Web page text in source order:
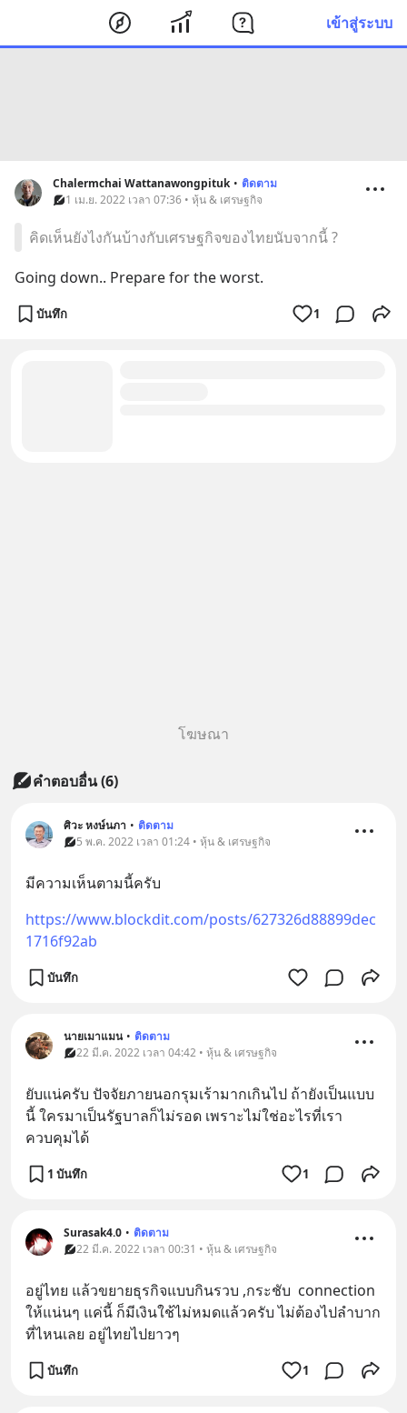
เข้าสู่ระบบ
Chalermchai Wattanawongpituk • ติดตาม
1 เม.ย. 2022 เวลา 07:36 • หุ้น & เศรษฐกิจ
คิดเห็นยังไงกันบ้างกับเศรษฐกิจของไทยนับจากนี้ ?
Going down.. Prepare for the worst.
บันทึก 1
โฆษณา
คำตอบอื่น(6)
ศิวะ หงษ์นภา • ติดตาม
5 พ.ค. 2022 เวลา 01:24 • หุ้น & เศรษฐกิจ
มีความเห็นตามนี้ครับ
https://www.blockdit.com/posts/627326d88899dec
1716f92ab
บันทึก
นายเมาแมน • ติดตาม
22 มี.ค. 2022 เวลา 04:42 • หุ้น & เศรษฐกิจ
ยับแน่ครับ ปัจจัยภายนอกรุมเร้ามากเกินไป ถ้ายังเป็นแบบ
นี้ ใครมาเป็นรัฐบาลก็ไม่รอด เพราะไม่ใช่อะไรที่เรา
ควบคุมได้
1 บันทึก 1
Surasak4.0 • ติดตาม
22 มี.ค. 2022 เวลา 00:31 • หุ้น & เศรษฐกิจ
อยู่ไทย แล้วขยายธุรกิจแบบกินรวบ ,กระชับ  connection
ให้แน่นๆ แค่นี้ ก็มีเงินใช้ไม่หมดแล้วครับ ไม่ต้องไปลำบาก
ที่ไหนเลย อยู่ไทยไปยาวๆ
บันทึก 1